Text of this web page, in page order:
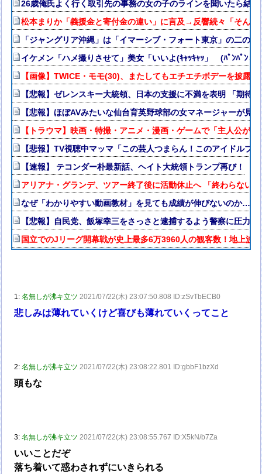
26歳俺氏よく行く取引先の事務の女の子のラインを聞いたら結果
松本まりか「義援金と寄付金の違い」に言及→反響続々「そんな
「ジャングリア沖縄」は「イマーシブ・フォート東京」の二
イケメン「ハメ撮りさせて」美女「いいよ(ｷｬｯｷｬｯ」 (ﾊﾟﾝﾊﾟﾝ
【画像】TWICE・モモ(30)、またしてもエチエチボデーを披露
【悲報】ゼレンスキー大統領、日本の支援に不満を表明 「期待
【悲報】ほぼAVみたいな仙台育英野球部の女マネージャーが見
【トラウマ】映画・特撮・アニメ・漫画・ゲームで「主人公が
【悲報】TV視聴中マッマ「この芸人つまらん！このアイドルブ
【速報】 テコンダー朴最新話、ヘイト大統領トランプ再び！
アリアナ・グランデ、ツアー終了後に活動休止へ 「終わらない
なぜ「わかりやすい動画教材」を見ても成績が伸びないのか…
【悲報】自民党、飯塚幸三をさっさと逮捕するよう警察に圧力か
国立でのJリーグ開幕戦が史上最多6万3960人の観客数！地上波
1:名無しが沸キ立ツ 2021/07/22(木) 23:07:50.808 ID:zSvTbECB0
悲しみは薄れていくけど喜びも薄れていくってこと
2:名無しが沸キ立ツ 2021/07/22(木) 23:08:22.801 ID:gbbF1bzXd
頭もな
3:名無しが沸キ立ツ 2021/07/22(木) 23:08:55.767 ID:X5kN/b7Za
いいことだぞ
落ち着いて惑わされずにいきられる